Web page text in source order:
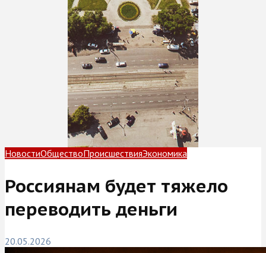
НовостиОбществоПроисшествияЭкономика
Россиянам будет тяжело
переводить деньги
20.05.2026